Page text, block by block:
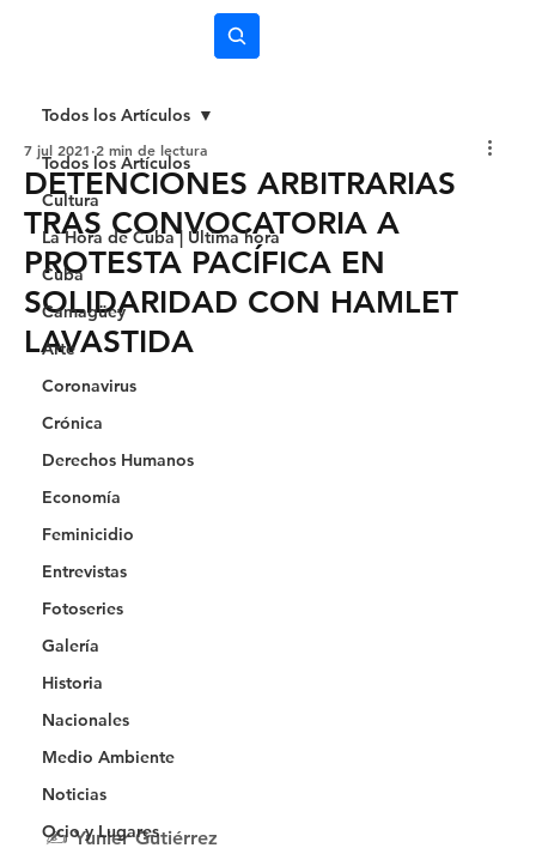
Todos los Artículos
Cultura
La Hora de Cuba | Última hora
Cuba
Camagüey
Arte
Coronavirus
Crónica
Derechos Humanos
Economía
Feminicidio
Entrevistas
Fotoseries
Galería
Historia
Nacionales
Medio Ambiente
Noticias
Ocio y Lugares
Todos los Artículos
DETENCIONES ARBITRARIAS
TRAS CONVOCATORIA A
PROTESTA PACÍFICA EN
SOLIDARIDAD CON HAMLET
LAVASTIDA
7 jul 2021 2 min de lectura
✍ Yunier Gutiérrez